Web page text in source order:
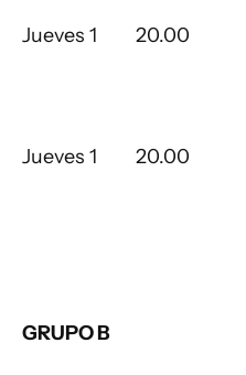
Jueves 1 20.00
Jueves 1 20.00
GRUPO B